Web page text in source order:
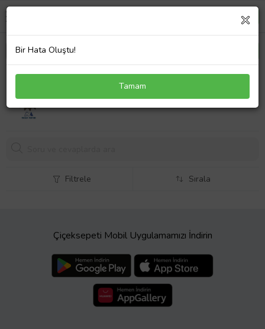
Ön Dişli 17T CG Motosiklet Uyumlu
189,90 TL
Filtrele Sırala
Çiçeksepeti Mobil Uygulamamızı İndirin
Bir Hata Oluştu!
Tamam